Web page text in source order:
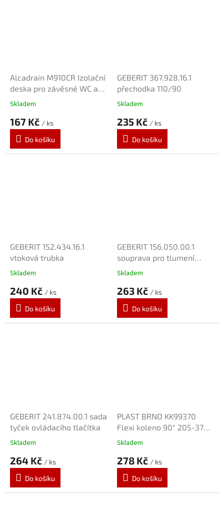
Alcadrain M910CR Izolační
deska pro závěsné WC a
bidet příslušenstvím a
Skladem
167 Kč / ks
Do košíku
GEBERIT 367.928.16.1
přechodka 110/90
Skladem
235 Kč / ks
Do košíku
GEBERIT 152.434.16.1
vtoková trubka
Skladem
240 Kč / ks
Do košíku
GEBERIT 156.050.00.1
souprava pro tlumení
hluku
Skladem
263 Kč / ks
Do košíku
GEBERIT 241.874.00.1 sada
tyček ovládacího tlačítka
Skladem
264 Kč / ks
Do košíku
PLAST BRNO KK99370
Flexi koleno 90° 205-370
pro závěsné WC
Skladem
278 Kč / ks
Do košíku